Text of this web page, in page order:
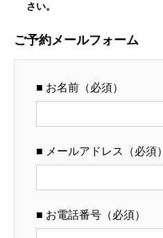
さい。
ご予約メールフォーム
■ お名前（必須）
■ メールアドレス（必須）
■ お電話番号（必須）